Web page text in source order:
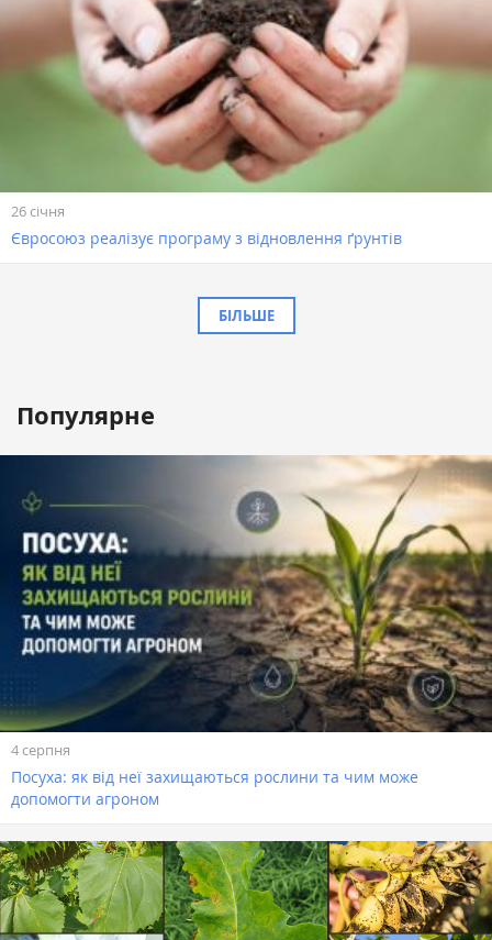
26 січня
Євросоюз реалізує програму з відновлення ґрунтів
БІЛЬШЕ
Популярне
4 серпня
Посуха: як від неї захищаються рослини та чим може
допомогти агроном